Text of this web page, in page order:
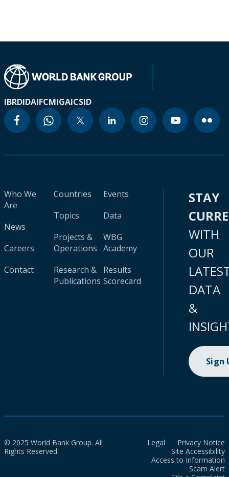
IBRDIDAIFCMIGAICSID
Who We
Are
News
Careers
Contact
Countries
Topics
Projects &
Operations
Research &
Publications
Events
Data
WBG
Academy
Results
Scorecard
STAY
WITH
OUR
DATA
&
Sign
© 2025 World Bank Group. All
Rights Reserved.
Legal
Privacy Notice
Site Accessibility
Access to Information
Scam Alert